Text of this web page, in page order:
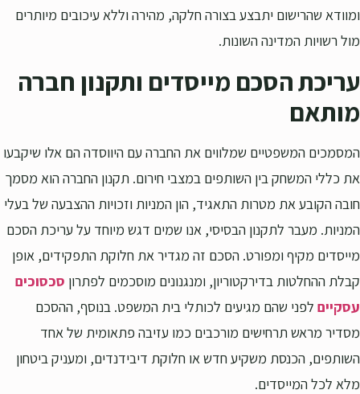
ומוודא שהרישום יתבצע בצורה חלקה, מהירה וללא עיכובים מיותרים
מול רשויות המדינה השונות.
עריכת הסכם מייסדים ותקנון חברה
מותאם
המסמכים המשפטיים שמלווים את החברה עם היווסדה הם אלו שיקבעו
את כללי המשחק בין השותפים במצבי חירום. תקנון החברה הוא מסמך
חובה הקובע את מטרות התאגיד, הון המניות וזכויות ההצבעה של בעלי
המניות. מעבר לתקנון הבסיסי, אנו שמים דגש מיוחד על עריכת הסכם
מייסדים מקיף ומפורט. הסכם זה מגדיר את חלוקת התפקידים, אופן
קבלת ההחלטות בדירקטוריון, ומנגנונים מוסכמים לפתרון סכסוכים
עסקיים לפני שהם מגיעים לכותלי בית המשפט. בנוסף, ההסכם
מסדיר מראש תרחישים מורכבים כמו עזיבה פתאומית של אחד
השותפים, הכנסת משקיע חדש או חלוקת דיבידנדים, ומעניק ביטחון
מלא לכל המייסדים.